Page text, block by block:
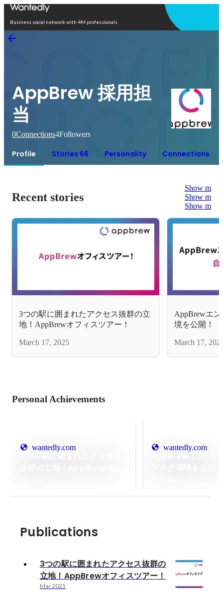
Business social network with 4M professionals
AppBrew 採用担
当
0Connections4Followers
Profile Stories 66 Personality Connections
Recent stories
Show more
Show more
Show more
3つの駅に囲まれたアクセス抜群の立
地！AppBrewオフィスツアー！
March 17, 2025
AppBrewエ
境を公開！
March 17,
Personal Achievements
wantedly.com wantedly.com
Publications
3つの駅に囲まれたアクセス抜群の
立地！AppBrewオフィスツアー！
Mar 2025